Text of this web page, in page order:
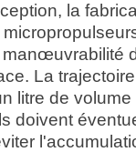
la
La
litre de
doivent